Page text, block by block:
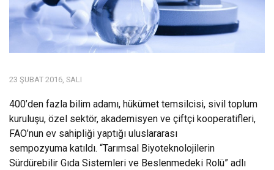
23 ŞUBAT 2016, SALI
400’den fazla bilim adamı, hükümet temsilcisi, sivil toplum
kuruluşu, özel sektör, akademisyen ve çiftçi kooperatifleri,
FAO’nun ev sahipliği yaptığı uluslararası
sempozyuma katıldı. “Tarımsal Biyoteknolojilerin
Sürdürebilir Gıda Sistemleri ve Beslenmedeki Rolü” adlı